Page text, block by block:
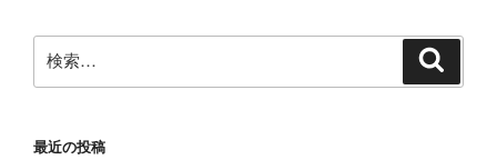
ン
索:
最近の投稿